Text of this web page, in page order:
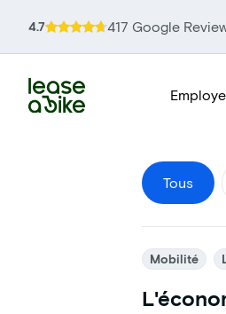
4.7 417 Google
Tous
Mobilité